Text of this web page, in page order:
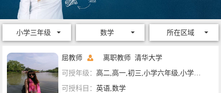
小学三年级 数学 所在区域
屈教师 离职教师 清华大学
可授年级： 高二,高一,初三,小学六年级,小学四年级,小学三年级,小学一年级
可授科目： 英语,数学